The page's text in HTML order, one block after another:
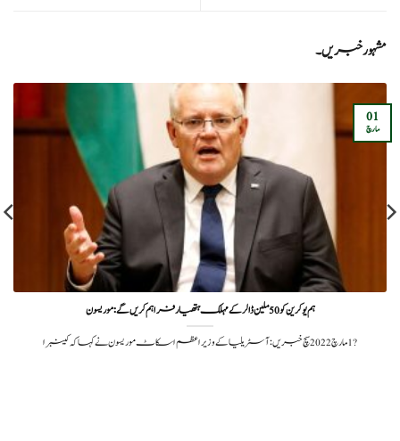
مشہور خبریں۔
ہم یوکرین کو 50 ملین ڈالر کےمہلک ہتھیار فراہم کریں گے: موریسون
?️ 1 مارچ 2022سچ خبریں: آسٹریلیا کے وزیر اعظم اسکاٹ موریسون نے کہا کہ کینبرا
01
مارچ